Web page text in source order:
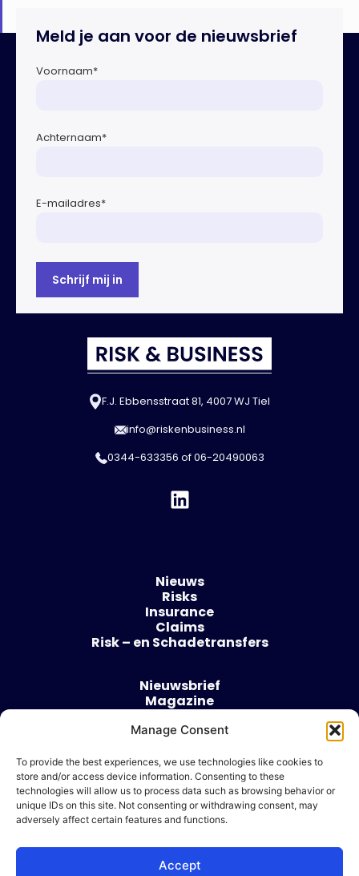
Manage Consent
To provide the best experiences, we use technologies like cookies to
store and/or access device information. Consenting to these
technologies will allow us to process data such as browsing behavior or
unique IDs on this site. Not consenting or withdrawing consent, may
adversely affect certain features and functions.
Accept
Meld je aan voor de nieuwsbrief
Voornaam*
Achternaam*
E-mailadres*
F.J. Ebbensstraat 81, 4007 WJ Tiel
info@riskenbusiness.nl
0344-633356 of06-20490063
Nieuws
Risks
Insurance
Claims
Risk – en Schadetransfers
Nieuwsbrief
Magazine
Over
Algemene voorwaarden
Cookie beleid
Ik wil adverteren